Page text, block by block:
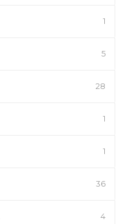
1
5
28
1
1
36
4